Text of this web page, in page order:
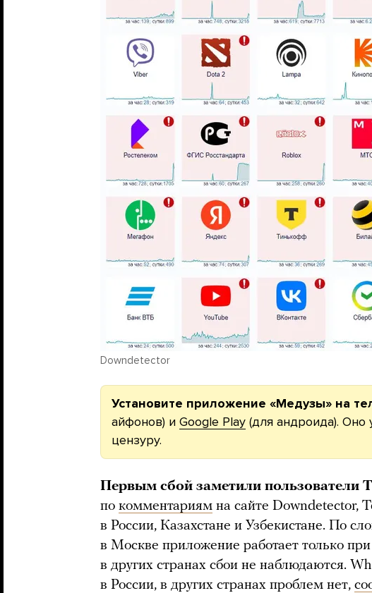
Downdetector
Установите приложение «Медузы» на
айфонов) и Google Play (для андроида). Оно
цензуру.
Первым сбой заметили пользователи
по комментариям на сайте Downdetector,
в России, Казахстане и Узбекистане. По
в Москве приложение работает только
в других странах сбои не наблюдаются.
в России, в других странах проблем нет,